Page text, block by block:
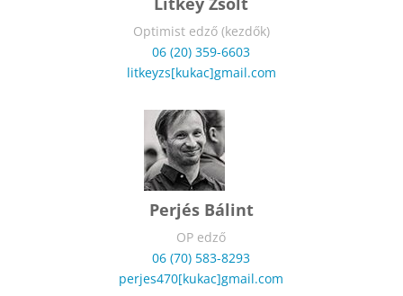
Optimist edző (kezdők)
06 (20) 359-6603
litkeyzs[kukac]gmail.com
Perjés Bálint
OP edző
06 (70) 583-8293
perjes470[kukac]gmail.com